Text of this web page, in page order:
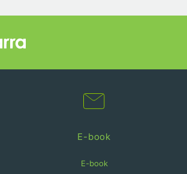
E-book
E-book